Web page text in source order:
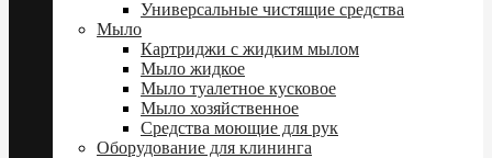
Универсальные чистящие средства
Мыло
Картриджи с жидким мылом
Мыло жидкое
Мыло туалетное кусковое
Мыло хозяйственное
Средства моющие для рук
Оборудование для клининга